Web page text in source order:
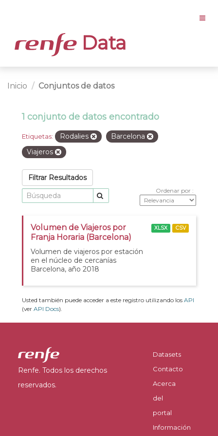
Data
Inicio Conjuntos de datos
1 conjunto de datos encontrado
Etiquetas: Rodalies
Barcelona
Viajeros
Filtrar Resultados
Ordenar por
Volumen de Viajeros por
Franja Horaria (Barcelona)
Volumen de viajeros por estación
en el núcleo de cercanías
Barcelona, año 2018
XLSX CSV
Usted también puede acceder a este registro utilizando los API
(ver API Docs).
Renfe. Todos los derechos
reservados.
Datasets
Contacto
Acerca
del
portal
Información